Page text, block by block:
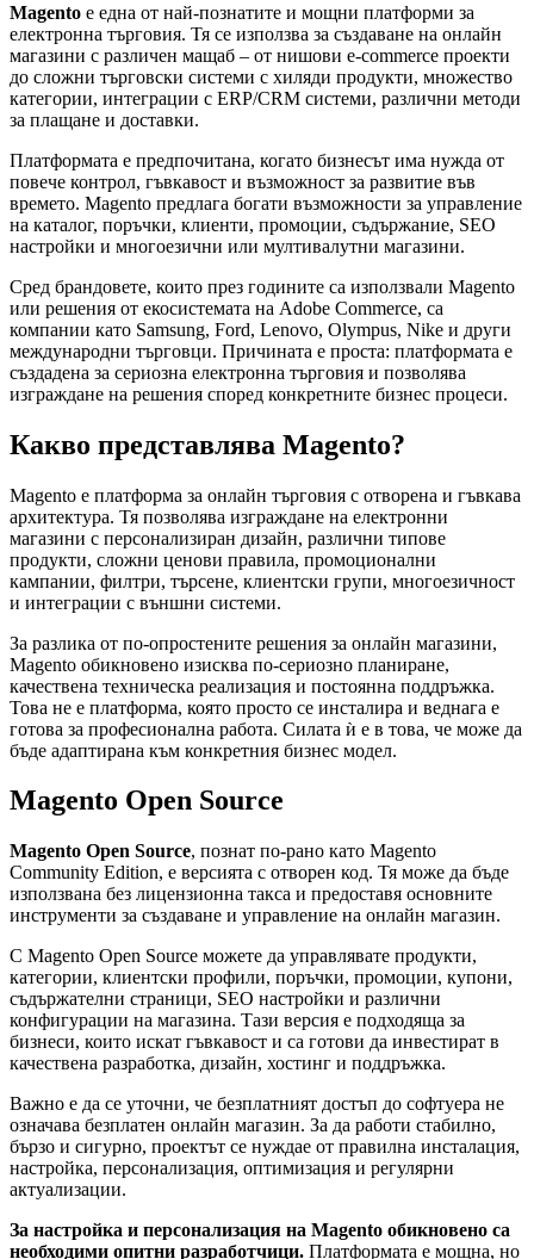
Magento е една от най-познатите и мощни платформи за
електронна търговия. Тя се използва за създаване на онлайн
магазини с различен мащаб – от нишови e-commerce проекти
до сложни търговски системи с хиляди продукти, множество
категории, интеграции с ERP/CRM системи, различни методи
за плащане и доставки.
Платформата е предпочитана, когато бизнесът има нужда от
повече контрол, гъвкавост и възможност за развитие във
времето. Magento предлага богати възможности за управление
на каталог, поръчки, клиенти, промоции, съдържание, SEO
настройки и многоезични или мултивалутни магазини.
Сред брандовете, които през годините са използвали Magento
или решения от екосистемата на Adobe Commerce, са
компании като Samsung, Ford, Lenovo, Olympus, Nike и други
международни търговци. Причината е проста: платформата е
създадена за сериозна електронна търговия и позволява
изграждане на решения според конкретните бизнес процеси.
Какво представлява Magento?
Magento е платформа за онлайн търговия с отворена и гъвкава
архитектура. Тя позволява изграждане на електронни
магазини с персонализиран дизайн, различни типове
продукти, сложни ценови правила, промоционални
кампании, филтри, търсене, клиентски групи, многоезичност
и интеграции с външни системи.
За разлика от по-опростените решения за онлайн магазини,
Magento обикновено изисква по-сериозно планиране,
качествена техническа реализация и постоянна поддръжка.
Това не е платформа, която просто се инсталира и веднага е
готова за професионална работа. Силата ѝ е в това, че може да
бъде адаптирана към конкретния бизнес модел.
Magento Open Source
Magento Open Source, познат по-рано като Magento
Community Edition, е версията с отворен код. Тя може да бъде
използвана без лицензионна такса и предоставя основните
инструменти за създаване и управление на онлайн магазин.
С Magento Open Source можете да управлявате продукти,
категории, клиентски профили, поръчки, промоции, купони,
съдържателни страници, SEO настройки и различни
конфигурации на магазина. Тази версия е подходяща за
бизнеси, които искат гъвкавост и са готови да инвестират в
качествена разработка, дизайн, хостинг и поддръжка.
Важно е да се уточни, че безплатният достъп до софтуера не
означава безплатен онлайн магазин. За да работи стабилно,
бързо и сигурно, проектът се нуждае от правилна инсталация,
настройка, персонализация, оптимизация и регулярни
актуализации.
За настройка и персонализация на Magento обикновено са
необходими опитни разработчици. Платформата е мощна, но